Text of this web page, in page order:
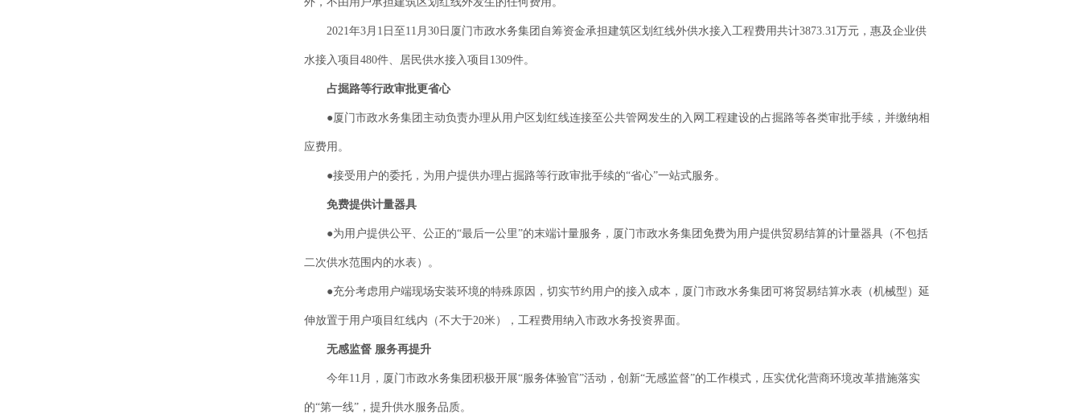
2021年3月1日至11月30日厦门市政水务集团自筹资金承担建筑区划红线外供水接入工程费用共计3873.31万元，惠及企业供
水接入项目480件、居民供水接入项目1309件。
占掘路等行政审批更省心
●厦门市政水务集团主动负责办理从用户区划红线连接至公共管网发生的入网工程建设的占掘路等各类审批手续，并缴纳相
应费用。
●接受用户的委托，为用户提供办理占掘路等行政审批手续的“省心”一站式服务。
免费提供计量器具
●为用户提供公平、公正的“最后一公里”的末端计量服务，厦门市政水务集团免费为用户提供贸易结算的计量器具（不包括
二次供水范围内的水表）。
●充分考虑用户端现场安装环境的特殊原因，切实节约用户的接入成本，厦门市政水务集团可将贸易结算水表（机械型）延
伸放置于用户项目红线内（不大于20米），工程费用纳入市政水务投资界面。
无感监督 服务再提升
今年11月，厦门市政水务集团积极开展“服务体验官”活动，创新“无感监督”的工作模式，压实优化营商环境改革措施落实
的“第一线”，提升供水服务品质。